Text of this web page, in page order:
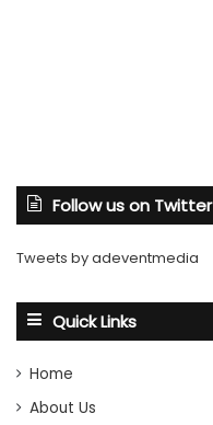
Follow us on Twitter
Tweets by adeventmedia
Quick Links
Home
About Us